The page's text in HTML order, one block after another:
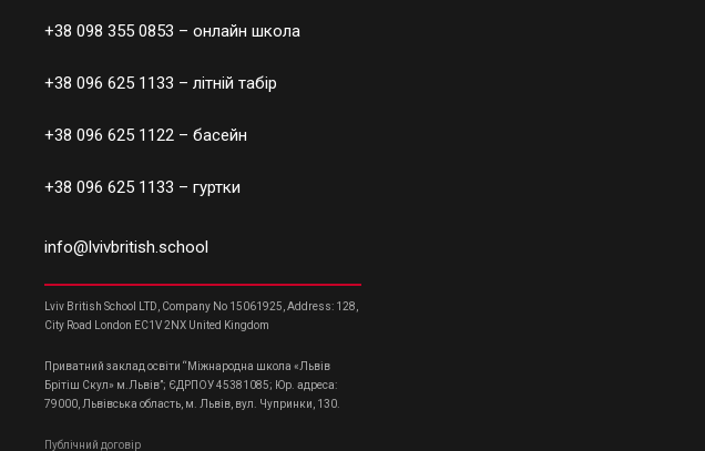
+38 098 355 0853 – онлайн школа
+38 096 625 1133 – літній табір
+38 096 625 1122 – басейн
+38 096 625 1133 – гуртки
info@lvivbritish.school
Lviv British School LTD, Company No 15061925, Address: 128,
City Road London EC1V 2NX United Kingdom
Приватний заклад освіти “Міжнародна школа «Львів
Брітіш Скул» м.Львів”; ЄДРПОУ 45381085; Юр. адреса:
79000, Львівська область, м. Львів, вул. Чупринки, 130.
Публічний договір